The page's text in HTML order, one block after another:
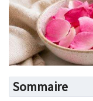
Sommaire